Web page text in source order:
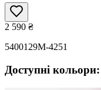
2 590 ₴
5400129M-4251
Доступні кольори: